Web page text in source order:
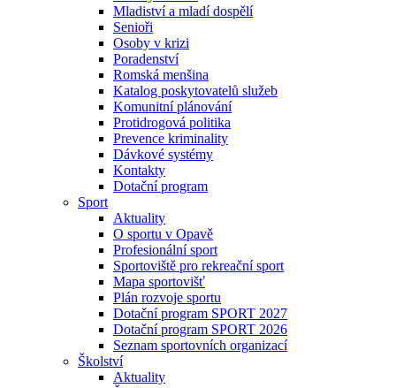
Mladiství a mladí dospělí
Senioři
Osoby v krizi
Poradenství
Romská menšina
Katalog poskytovatelů služeb
Komunitní plánování
Protidrogová politika
Prevence kriminality
Dávkové systémy
Kontakty
Dotační program
Sport
Aktuality
O sportu v Opavě
Profesionální sport
Sportoviště pro rekreační sport
Mapa sportovišť
Plán rozvoje sportu
Dotační program SPORT 2027
Dotační program SPORT 2026
Seznam sportovních organizací
Školství
Aktuality